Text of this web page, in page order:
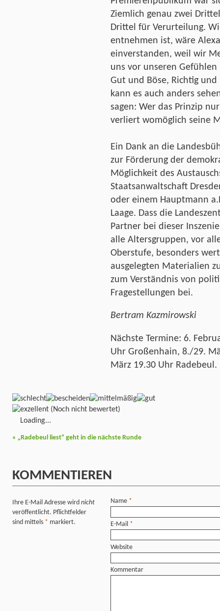
Ziemlich genau zwei
Drittel für Verurteilung.
entnehmen ist, wäre
einverstanden, weil wir
uns vor unseren
Gut und Böse, Richtig und
kann es auch anders
sagen: Wer das Prinzip
verliert womöglich seine
Ein Dank an die
zur Förderung der
Möglichkeit des
Staatsanwaltschaft
oder einem Hauptmann
Laage. Dass die
Partner bei dieser
alle Altersgruppen, vor
Oberstufe, besonders
ausgelegten Materialien
zum Verständnis von
Fragestellungen bei.
Bertram Kazmirowski
Nächste Termine: 6.
Uhr Großenhain, 8./29.
März 19.30 Uhr Radebeul.
(Noch nicht bewertet)
Loading...
« „Radebeul liest“ geht in die nächste Runde
KOMMENTIEREN
Ihre E-Mail Adresse wird nicht
veröffentlicht. Pflichtfelder
sind mittels * markiert.
Name *
E-Mail *
Website
Kommentar